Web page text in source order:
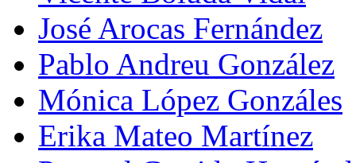
José Arocas Fernández
Pablo Andreu González
Mónica López Gonzáles
Erika Mateo Martínez